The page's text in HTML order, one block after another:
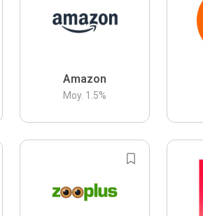
Amazon
Moy. 1.5%